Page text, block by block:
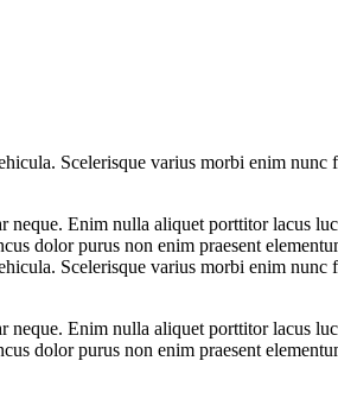
Scelerisque varius morbi enim
Enim nulla aliquet porttitor lacus
dolor purus non enim praesent
Scelerisque varius morbi enim
Enim nulla aliquet porttitor lacus
dolor purus non enim praesent